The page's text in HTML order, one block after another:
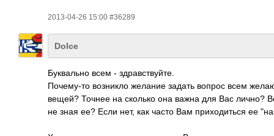
2013-04-26 15:00 #36289
Dolce
Буквально всем - здравствуйте.
Почему-то возникло желание задать вопрос всем
вещей? Точнее на сколько она важна для Вас лично?
не зная ее? Если нет, как часто Вам приходиться ее